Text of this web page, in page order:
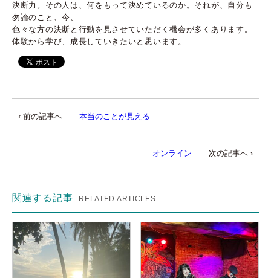
決断力。その人は、何をもって決めているのか。それが、自分も
勿論のこと、今、
色々な方の決断と行動を見させていただく機会が多くあります。
体験から学び、成長していきたいと思います。
‹ 前の記事へ 本当のことが見える
オンライン 次の記事へ ›
関連する記事 RELATED ARTICLES